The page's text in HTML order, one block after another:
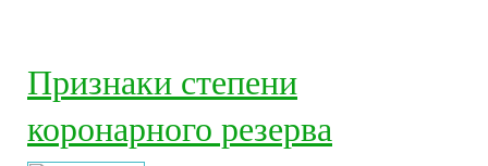
Признаки степени
коронарного резерва